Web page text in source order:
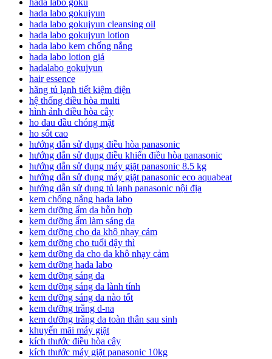
hada labo goku
hada labo gokujyun
hada labo gokujyun cleansing oil
hada labo gokujyun lotion
hada labo kem chống nắng
hada labo lotion giá
hadalabo gokujyun
hair essence
hãng tủ lạnh tiết kiệm điện
hệ thống điều hòa multi
hình ảnh điều hòa cây
ho đau đầu chóng mặt
ho sốt cao
hướng dẫn sử dụng điều hòa panasonic
hướng dẫn sử dụng điều khiển điều hòa panasonic
hướng dẫn sử dụng máy giặt panasonic 8.5 kg
hướng dẫn sử dụng máy giặt panasonic eco aquabeat
hướng dẫn sử dụng tủ lạnh panasonic nội địa
kem chống nắng hada labo
kem dưỡng ẩm da hỗn hợp
kem dưỡng ẩm làm sáng da
kem dưỡng cho da khô nhạy cảm
kem dưỡng cho tuổi dậy thì
kem dưỡng da cho da khô nhạy cảm
kem dưỡng hada labo
kem dưỡng sáng da
kem dưỡng sáng da lành tính
kem dưỡng sáng da nào tốt
kem dưỡng trắng d-na
kem dưỡng trắng da toàn thân sau sinh
khuyến mãi máy giặt
kích thước điều hòa cây
kích thước máy giặt panasonic 10kg